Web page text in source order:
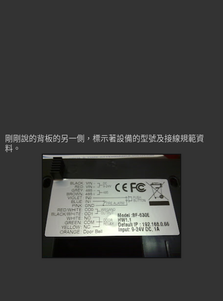
剛剛說的背板的另一側，標示著設備的型號及接線規範資
料。